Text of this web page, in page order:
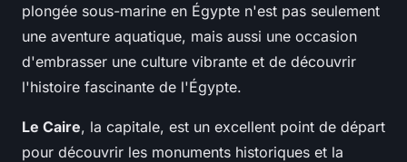
plongée sous-marine en Égypte n'est pas seulement
une aventure aquatique, mais aussi une occasion
d'embrasser une culture vibrante et de découvrir
l'histoire fascinante de l'Égypte.
Le Caire, la capitale, est un excellent point de départ
pour découvrir les monuments historiques et la